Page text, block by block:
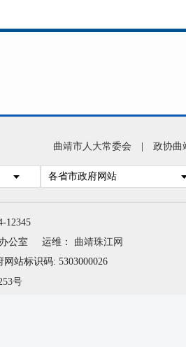
曲靖市人大常委会 政协曲
各省市政府网站
12345
公室
运维： 曲靖珠江网
网站标识码: 5303000026
号